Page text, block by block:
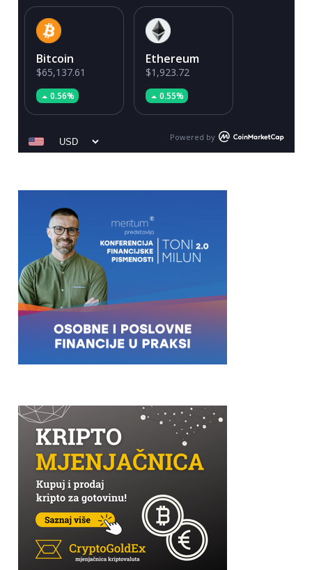
Bitcoin
$65,137.61
0.56%
Ethereum
$1,923.72
0.55%
Powered by